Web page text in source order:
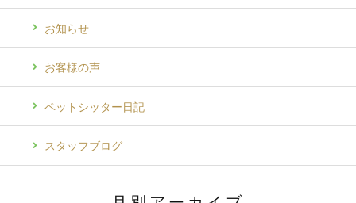
お知らせ
お客様の声
ペットシッター日記
スタッフブログ